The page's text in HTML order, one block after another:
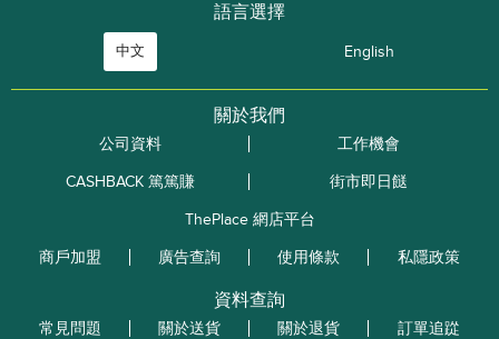
語言選擇
中文 English
關於我們
公司資料
工作機會
CASHBACK 篤篤賺
街市即日餸
ThePlace 網店平台
商戶加盟
廣告查詢 使用條款 私隱政策
資料查詢
常見問題 關於送貨 關於退貨 訂單追踨